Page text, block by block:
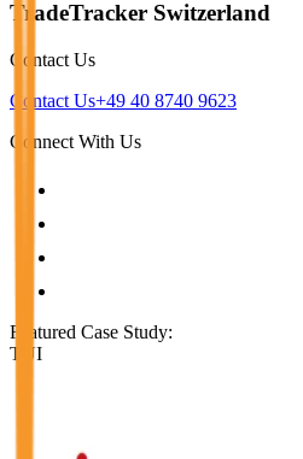
TradeTracker Switzerland
Contact Us
Contact Us+49 40 8740 9623
Connect With Us
Featured Case Study:
TUI